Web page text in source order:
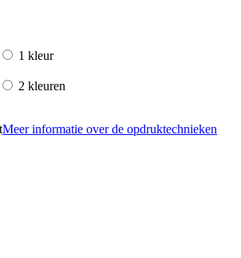
1 kleur
2 kleuren
Meer informatie over de opdruktechnieken